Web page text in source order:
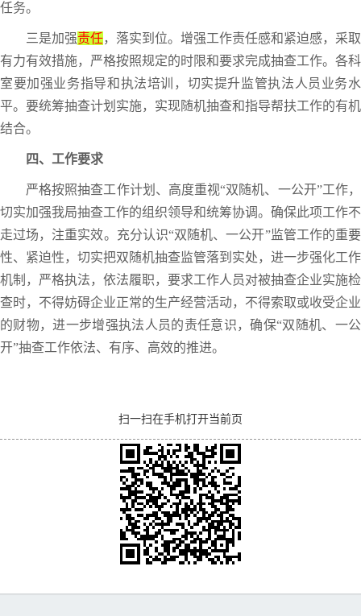
任务。
三是加强责任，落实到位。增强工作责任感和紧迫感，采取
有力有效措施，严格按照规定的时限和要求完成抽查工作。各科
室要加强业务指导和执法培训，切实提升监管执法人员业务水
平。要统筹抽查计划实施，实现随机抽查和指导帮扶工作的有机
结合。
四、工作要求
严格按照抽查工作计划、高度重视“双随机、一公开”工作，
切实加强我局抽查工作的组织领导和统筹协调。确保此项工作不
走过场，注重实效。充分认识“双随机、一公开”监管工作的重要
性、紧迫性，切实把双随机抽查监管落到实处，进一步强化工作
机制，严格执法，依法履职，要求工作人员对被抽查企业实施检
查时，不得妨碍企业正常的生产经营活动，不得索取或收受企业
的财物，进一步增强执法人员的责任意识，确保“双随机、一公
开”抽查工作依法、有序、高效的推进。
扫一扫在手机打开当前页